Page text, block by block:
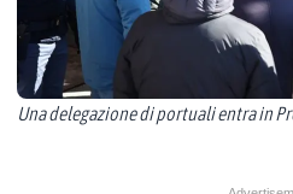
Una delegazione di portuali entra in